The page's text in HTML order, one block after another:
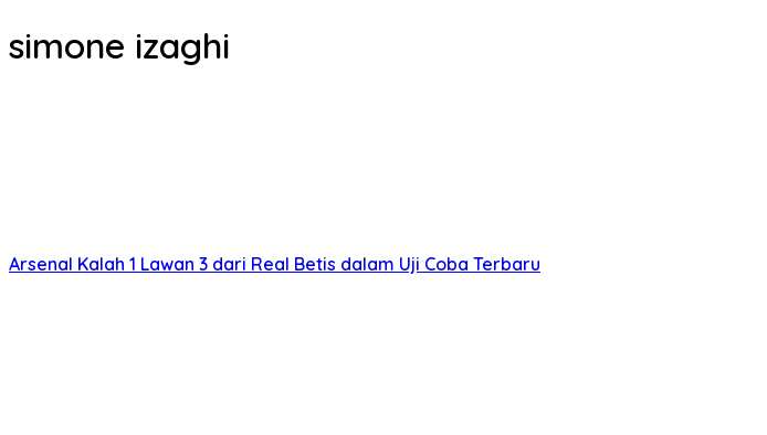
simone izaghi
Arsenal Kalah 1 Lawan 3 dari Real Betis dalam Uji Coba Terbaru